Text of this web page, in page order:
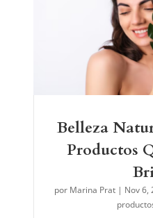
Belleza
Productos
por Marina Prat | Nov 6,